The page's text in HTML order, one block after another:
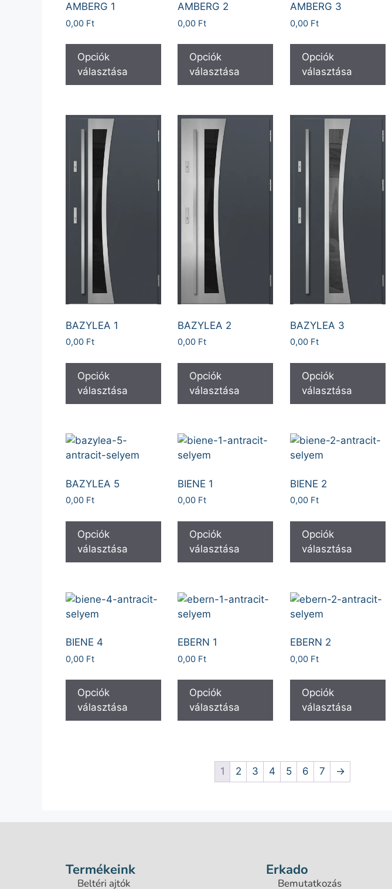
AMBERG 1
0,00 Ft
Opciók
választása
AMBERG 2
0,00 Ft
Opciók
választása
AMBERG 3
0,00 Ft
Opciók
választása
BAZYLEA 1
0,00 Ft
Opciók
választása
BAZYLEA 2
0,00 Ft
Opciók
választása
BAZYLEA 3
0,00 Ft
Opciók
választása
BAZYLEA 5
0,00 Ft
Opciók
választása
BIENE 1
0,00 Ft
Opciók
választása
BIENE 2
0,00 Ft
Opciók
választása
BIENE 4
0,00 Ft
Opciók
választása
EBERN 1
0,00 Ft
Opciók
választása
EBERN 2
0,00 Ft
Opciók
választása
1 2 3 4 5 6 7 →
Termékeink
Beltéri ajtók
Erkado
Bemutatkozás